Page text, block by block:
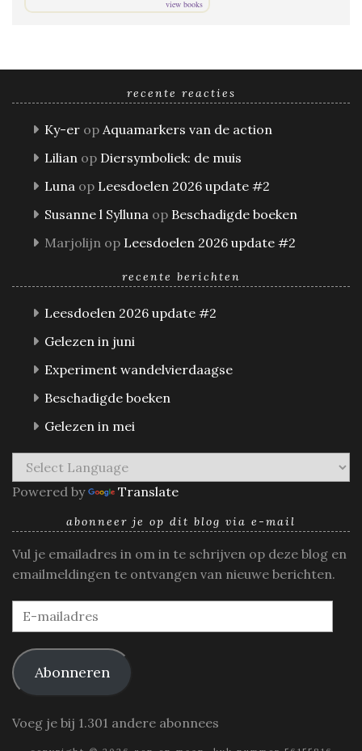
view books
recente reacties
Ky-er op Aquamarkers van de action
Lilian op Diersymboliek: de muis
Luna op Leesdoelen 2026 update #2
Susanne l Sylluna op Beschadigde boeken
Marjolijn op Leesdoelen 2026 update #2
recente berichten
Leesdoelen 2026 update #2
Gelezen in juni
Experiment wandelvierdaagse
Beschadigde boeken
Gelezen in mei
Powered by Translate
abonneer je op dit blog via e-mail
Vul je emailadres in om in te schrijven op deze blog en
emailmeldingen te ontvangen van nieuwe berichten.
E-
mailadres
Abonneren
Voeg je bij 1.301 andere abonnees